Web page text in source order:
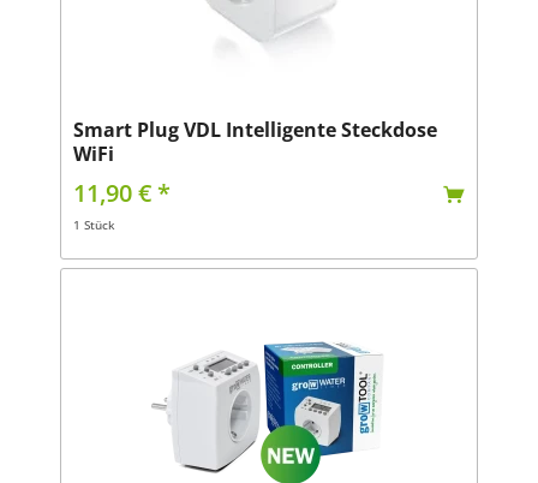
Smart Plug VDL Intelligente Steckdose
WiFi
11,90 € *
1 Stück